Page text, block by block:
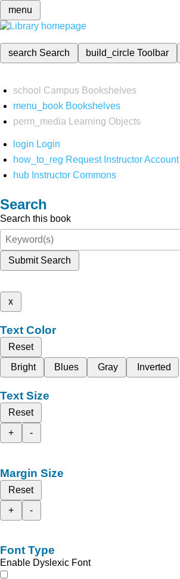
menu
search Search build_circleToolbar
school Campus Bookshelves
menu_book Bookshelves
perm_media
Learning Objects
login Login
how_to_reg Request Instructor Account
hub Instructor Commons
Search
Search this book
Submit Search
x
Text Color
Reset
Bright
Blues Gray Inverted
Text Size
Reset
+
-
Margin Size
Reset
+
-
Font Type
Enable Dyslexic Font